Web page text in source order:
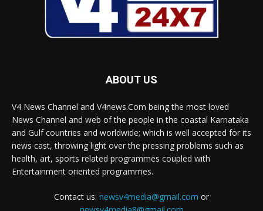
ABOUT US
V4 News Channel and V4news.Com being the most loved
News Channel and web of the people in the coastal Karnataka
and Gulf countries and worldwide; which is well accepted for its
news cast, throwing light over the pressing problems such as
health, art, sports related programmes coupled with
Entertainment oriented programmes.
Contact us: newsv4media@gmail.com or